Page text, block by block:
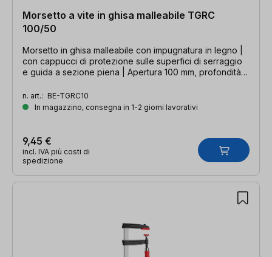
Morsetto a vite in ghisa malleabile TGRC
100/50
Morsetto in ghisa malleabile con impugnatura in legno |
con cappucci di protezione sulle superfici di serraggio
e guida a sezione piena | Apertura 100 mm, profondità
n. art.: BE-TGRC10
In magazzino, consegna in 1-2 giorni lavorativi
9,45 €
incl. IVA più costi di
spedizione